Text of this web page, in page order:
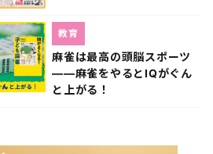
麻雀は最高の頭脳スポーツ
――麻雀をやるとIQがぐん
と上がる！
教育